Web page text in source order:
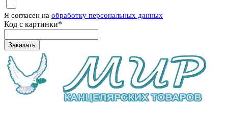
Я согласен на обработку персональных данных
Код с картинки*
Заказать